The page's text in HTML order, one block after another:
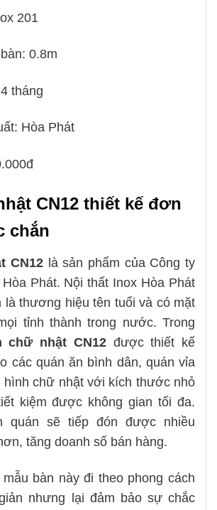
201
0.8m
tháng
Hòa Phát
CN12 thiết kế đơn
chắn
CN12 là sản phẩm của Công ty
Phát. Nội thất Inox Hòa Phát
là thương hiệu tên tuổi và có mặt
tỉnh thành trong nước. Trong
chữ nhật CN12được thiết kế
các quán ăn bình dân, quán vỉa
hình chữ nhật với kích thước nhỏ
kiệm được không gian tối đa.
quán sẽ tiếp đón được nhiều
tăng doanh số bán hàng.
bàn này đi theo phong cách
nhưng lại đảm bảo sự chắc